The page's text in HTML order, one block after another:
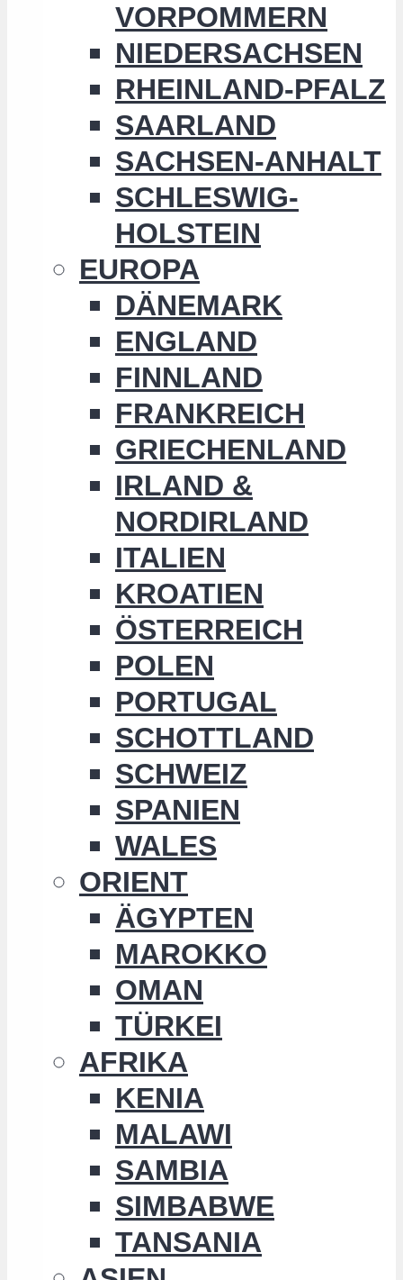
VORPOMMERN
NIEDERSACHSEN
RHEINLAND-PFALZ
SAARLAND
SACHSEN-ANHALT
SCHLESWIG-
HOLSTEIN
EUROPA
DÄNEMARK
ENGLAND
FINNLAND
FRANKREICH
GRIECHENLAND
IRLAND &
NORDIRLAND
ITALIEN
KROATIEN
ÖSTERREICH
POLEN
PORTUGAL
SCHOTTLAND
SCHWEIZ
SPANIEN
WALES
ORIENT
ÄGYPTEN
MAROKKO
OMAN
TÜRKEI
AFRIKA
KENIA
MALAWI
SAMBIA
SIMBABWE
TANSANIA